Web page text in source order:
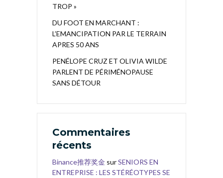
TROP »
DU FOOT EN MARCHANT :
L’EMANCIPATION PAR LE TERRAIN
APRES 50 ANS
PENÉLOPE CRUZ ET OLIVIA WILDE
PARLENT DE PÉRIMÉNOPAUSE
SANS DÉTOUR
Commentaires
récents
Binance推荐奖金 surSENIORS EN
ENTREPRISE : LES STÉRÉOTYPES SE